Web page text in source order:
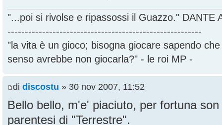
"...poi si rivolse e ripassossi il Guazzo." DANTE
--------------------------------------------------------
"la vita è un gioco; bisogna giocare sapendo
senso avrebbe non giocarla?" - le roi MP -
di discostu » 30 nov 2007, 11:52
Bello bello, m'e' piaciuto, per fortuna
parentesi di "Terrestre".